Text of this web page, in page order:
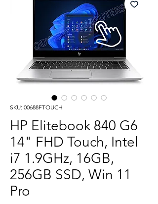
SKU: 00688FTOUCH
HP Elitebook 840 G6
14" FHD Touch, Intel
i7 1.9GHz, 16GB,
256GB SSD, Win 11
Pro